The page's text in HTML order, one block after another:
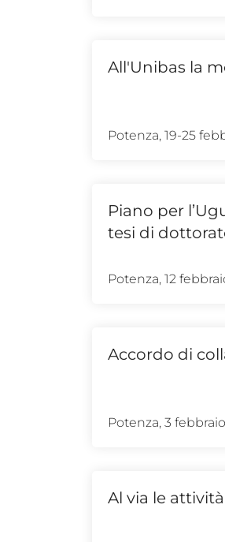
All'Unibas la
Potenza, 19-25
Piano per
tesi di
Potenza, 12
Accordo di
Potenza, 3
Al via le